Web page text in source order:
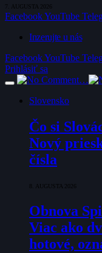
7. AUGUSTA 2026
FacebookYouTube
Inzerujte u nás
FacebookYouTube
Prihlásiť sa
Slovensko
Čo si
Nový
čísla
8. AUGUSTA 2026
Obnova
Viac ako
hotové,